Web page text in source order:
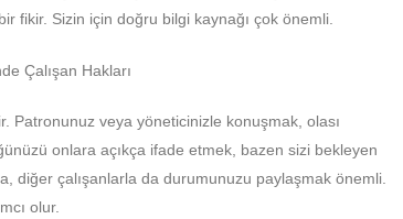
fikir. Sizin için doğru bilgi kaynağı çok önemli.
Patronunuz veya yöneticinizle konuşmak, olası
onlara açıkça ifade etmek, bazen sizi bekleyen
diğer çalışanlarla da durumunuzu paylaşmak önemli.
olur.